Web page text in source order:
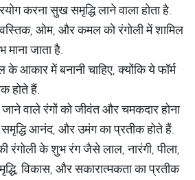
करना सुख समृद्धि लाने वाला होता है.
ओम, और कमल को रंगोली में शामिल
जाता है.
आकार में बनानी चाहिए, क्योंकि ये फॉर्म
होते हैं.
वाले रंगों को जीवंत और चमकदार होना
आनंद, और उमंग का प्रतीक होते हैं.
रंगोली के शुभ रंग जैसे लाल, नारंगी, पीला,
विकास, और सकारात्मकता का प्रतीक